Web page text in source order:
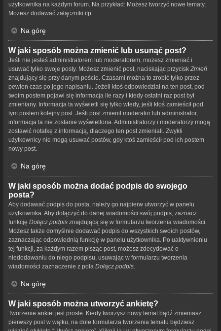
użytkownika na każdym forum. Na przykład: Możesz tworzyć nowe tematy,
Możesz dodawać załączniki itp.
Na górę
W jaki sposób można zmienić lub usunąć post?
Jeśli nie jesteś administratorem lub moderatorem, możesz zmieniać i
usuwać tylko swoje posty. Możesz zmienić post, naciskając przycisk Zmień
znajdujący się przy danym poście. Czasami można to zrobić tylko przez
pewien czas po jego napisaniu. Jeżeli ktoś odpowiedział na ten post, pod
twoim postem pojawi się informacja ile razy i kiedy ostatni raz post był
zmieniany. Informacja ta wyświetli się tylko wtedy, jeśli ktoś zamieścił pod
tym postem kolejny post. Jeśli post zmienił moderator lub administrator,
informacja ta nie zostanie wyświetlona. Administratorzy i moderatorzy mogą
zostawić notatkę z informacją, dlaczego ten post zmieniali. Zwykli
użytkownicy nie mogą usuwać postów, gdy ktoś zamieścił pod ich postem
nowy post.
Na górę
W jaki sposób można dodać podpis do swojego
posta?
Aby dodawać podpis do posta, należy go najpierw utworzyć w panelu
użytkownika. Aby dołączyć do danej wiadomości swój podpis, zaznacz
funkcję Dołącz podpis znajdującą się w formularzu tworzenia wiadomości.
Możesz także domyślnie dodawać podpis do wszystkich swoich postów,
zaznaczając odpowiednią funkcję w panelu użytkownika. Po uaktywnieniu
tej funkcji, za każdym razem pisząc post, możesz zdecydować o
niedodawaniu do niego podpisu, usuwając w formularzu tworzenia
wiadomości zaznaczenie z pola Dołącz podpis
Na górę
W jaki sposób można utworzyć ankietę?
Tworzenie ankiet jest proste. Kiedy tworzysz nowy temat bądź zmieniasz
pierwszy post w wątku, na dole formularza tworzenia tematu będziesz